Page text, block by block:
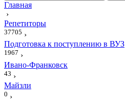
Главная
›
Репетиторы
37705 ›
Подготовка к поступлению в ВУЗ
1967 ›
Ивано-Франковск
43 ›
Майзли
0 ›